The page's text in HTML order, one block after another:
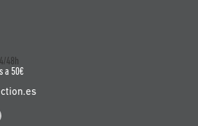
48h
a 50€